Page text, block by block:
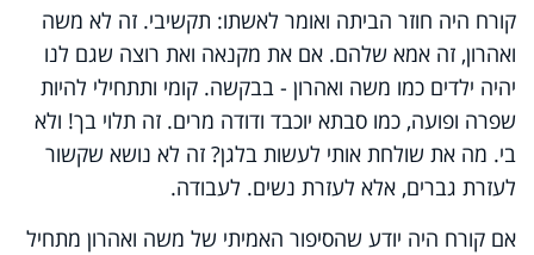
קורח היה חוזר הביתה ואומר לאשתו: תקשיבי. זה לא משה
ואהרון, זה אמא שלהם. אם את מקנאה ואת רוצה שגם לנו
יהיה ילדים כמו משה ואהרון - בבקשה. קומי ותתחילי להיות
שפרה ופועה, כמו סבתא יוכבד ודודה מרים. זה תלוי בך! ולא
בי. מה את שולחת אותי לעשות בלגן? זה לא נושא שקשור
לעזרת גברים, אלא לעזרת נשים. לעבודה.
אם קורח היה יודע שהסיפור האמיתי של משה ואהרון מתחיל